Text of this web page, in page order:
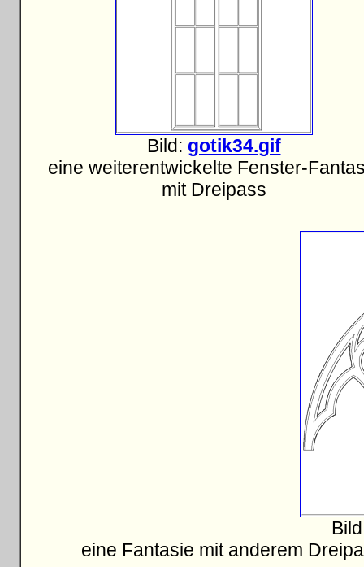
Bild: gotik34.gif
eine weiterentwickelte Fenster-
mit Dreipass
eine Fantasie mit anderem